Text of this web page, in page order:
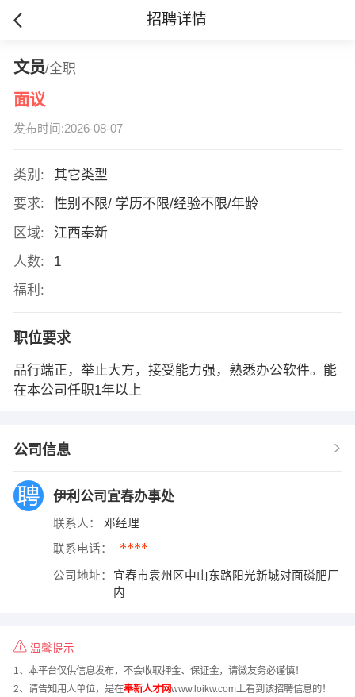
招聘详情
文员/全职
面议
发布时间:2026-08-07
类别:
其它类型
要求:
性别不限/ 学历不限/经验不限/年龄
区域:
江西奉新
人数:
1
福利:
职位要求
品行端正，举止大方，接受能力强，熟悉办公软件。能
在本公司任职1年以上
公司信息
伊利公司宜春办事处
联系人： 邓经理
联系电话： ****
公司地址：
宜春市袁州区中山东路阳光新城对面磷肥厂
内
温馨提示
1、本平台仅供信息发布，不会收取押金、保证金，请微友务必谨慎！
2、请告知用人单位，是在奉新人才网www.loikw.com上看到该招聘信息的！